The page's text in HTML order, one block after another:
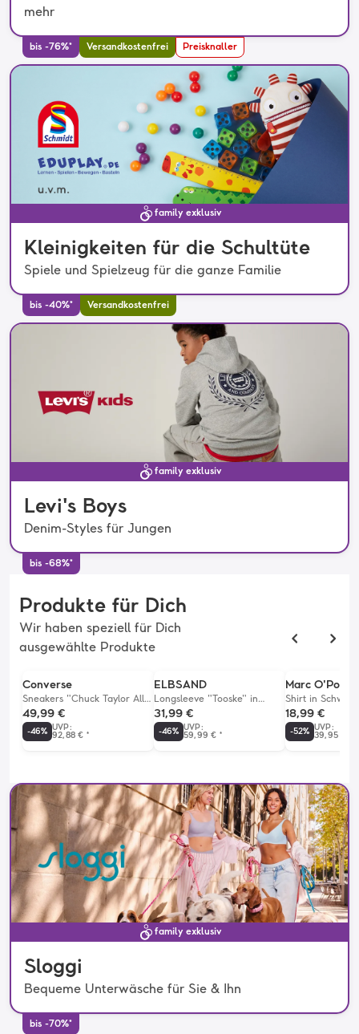
mehr
bis -76%* Versandkostenfrei Preisknaller
family exklusiv
Kleinigkeiten für die Schultüte
Spiele und Spielzeug für die ganze Familie
bis -40%* Versandkostenfrei
family exklusiv
Levi's Boys
Denim-Styles für Jungen
bis -68%*
Produkte für Dich
Wir haben speziell für Dich
ausgewählte Produkte
Converse
Sneakers "Chuck Taylor All
Star Lift" in Schwarz
49,99 €
-46% UVP:
92,88 € *
ELBSAND
Longsleeve "Tooske" in
Beige/ Weiß
31,99 €
-46% UVP:
59,99 € *
Marc O'Polo
Shirt in Schwarz
18,99 €
-52% UVP:
39,95 €
family exklusiv
Sloggi
Bequeme Unterwäsche für Sie & Ihn
bis -70%*